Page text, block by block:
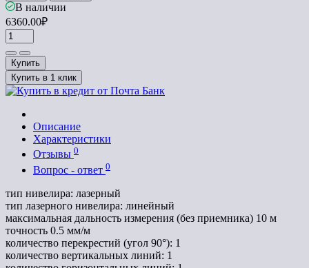
В наличии
6360.00₽
Купить
Купить в 1 клик
Описание
Характеристики
Отзывы 0
Вопрос - ответ 0
тип нивелира: лазерный
тип лазерного нивелира: линейный
максимальная дальность измерения (без приемника) 10 м
точность 0.5 мм/м
количество перекрестий (угол 90°): 1
количество вертикальных линий: 1